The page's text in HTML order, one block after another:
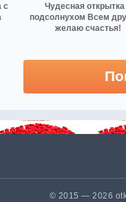
с
Чудесная открытка
подсолнухом Всем
желаю счастья!
© 2015 — 2026